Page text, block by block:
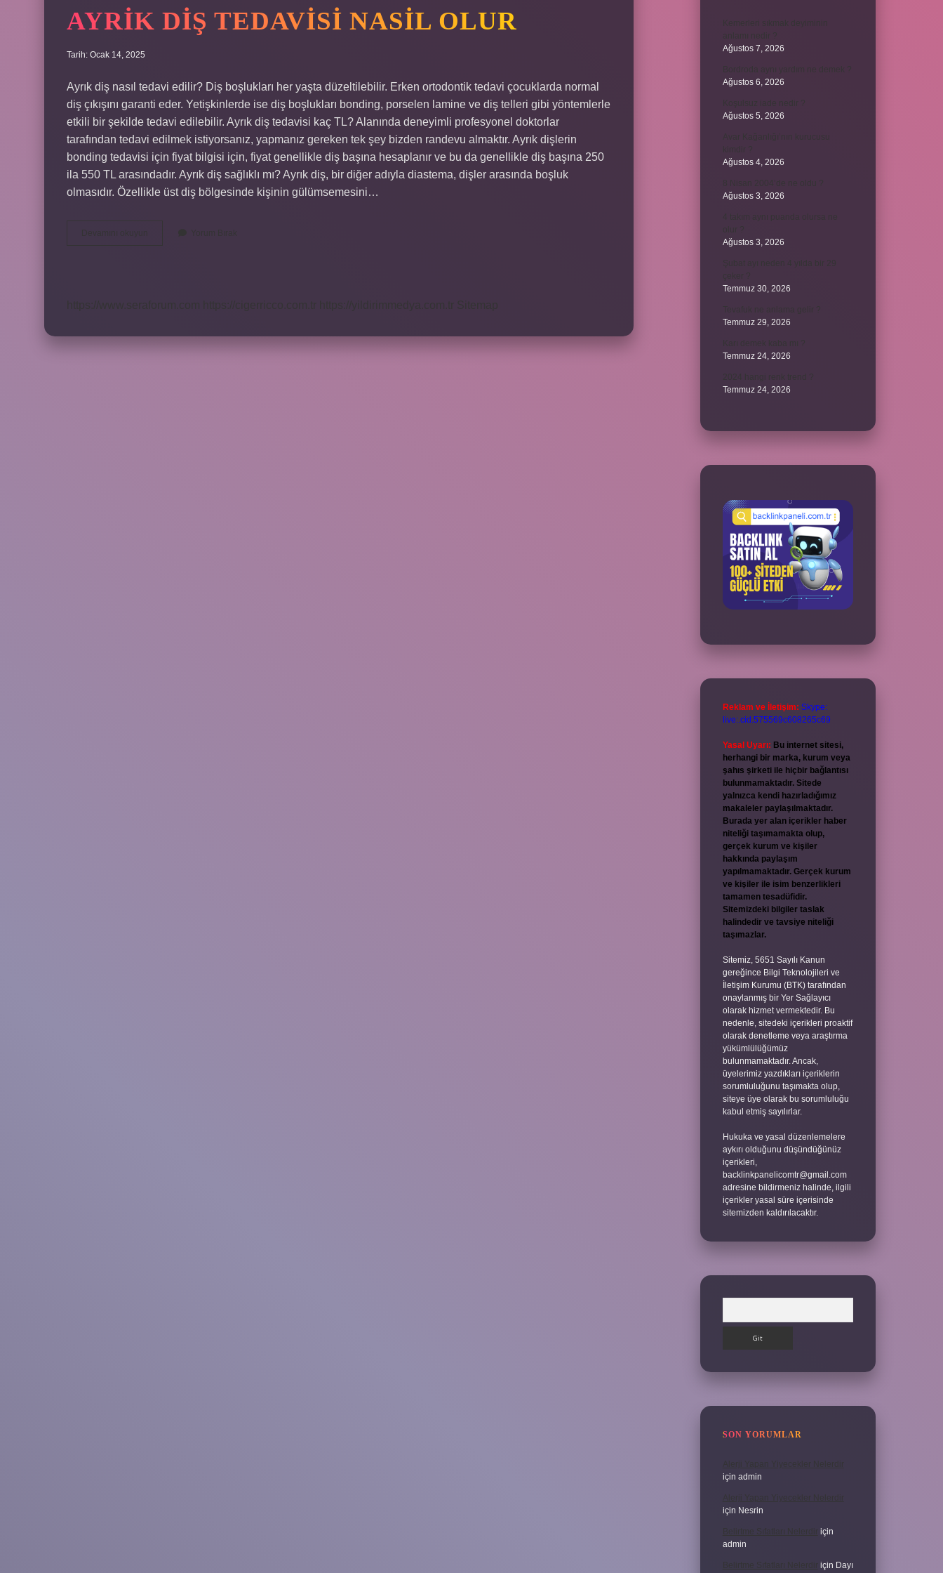
AYRIK DIŞ TEDAVISI NASIL OLUR
Tarih: Ocak 14, 2025
Ayrık diş nasıl tedavi edilir? Diş boşlukları her yaşta düzeltilebilir. Erken ortodontik tedavi çocuklarda normal
diş çıkışını garanti eder. Yetişkinlerde ise diş boşlukları bonding, porselen lamine ve diş telleri gibi yöntemlerle
etkili bir şekilde tedavi edilebilir. Ayrık diş tedavisi kaç TL? Alanında deneyimli profesyonel doktorlar
tarafından tedavi edilmek istiyorsanız, yapmanız gereken tek şey bizden randevu almaktır. Ayrık dişlerin
bonding tedavisi için fiyat bilgisi için, fiyat genellikle diş başına hesaplanır ve bu da genellikle diş başına 250
ila 550 TL arasındadır. Ayrık diş sağlıklı mı? Ayrık diş, bir diğer adıyla diastema, dişler arasında boşluk
olmasıdır. Özellikle üst diş bölgesinde kişinin gülümsemesini…
Ağustos 7, 2026
Ağustos 6, 2026
Ağustos 5, 2026
Ağustos 4, 2026
Ağustos 3, 2026
Ağustos 3, 2026
Temmuz 30, 2026
Temmuz 29, 2026
Temmuz 24, 2026
Temmuz 24, 2026
Reklam ve İletişim: Skype:
live:.cid.575569c608265c69
Yasal Uyarı: Bu internet sitesi,
herhangi bir marka, kurum veya
şahıs şirketi ile hiçbir bağlantısı
bulunmamaktadır. Sitede
yalnızca kendi hazırladığımız
makaleler paylaşılmaktadır.
Burada yer alan içerikler haber
niteliği taşımamakta olup,
gerçek kurum ve kişiler
hakkında paylaşım
yapılmamaktadır. Gerçek kurum
ve kişiler ile isim benzerlikleri
tamamen tesadüfidir.
Sitemizdeki bilgiler taslak
halindedir ve tavsiye niteliği
taşımazlar.
Sitemiz, 5651 Sayılı Kanun
gereğince Bilgi Teknolojileri ve
İletişim Kurumu (BTK) tarafından
onaylanmış bir Yer Sağlayıcı
olarak hizmet vermektedir. Bu
nedenle, sitedeki içerikleri proaktif
olarak denetleme veya araştırma
yükümlülüğümüz
bulunmamaktadır. Ancak,
üyelerimiz yazdıkları içeriklerin
sorumluluğunu taşımakta olup,
siteye üye olarak bu sorumluluğu
kabul etmiş sayılırlar.
Hukuka ve yasal düzenlemelere
aykırı olduğunu düşündüğünüz
içerikleri,
backlinkpanelicomtr@gmail.com
adresine bildirmeniz halinde, ilgili
içerikler yasal süre içerisinde
sitemizden kaldırılacaktır.
SON YORUMLAR
Alerji Yapan Yiyecekler Nelerdir
için admin
Alerji Yapan Yiyecekler Nelerdir
için Nesrin
Belirtme Sıfatları Nelerdir için
admin
Belirtme Sıfatları Nelerdir için Dayı